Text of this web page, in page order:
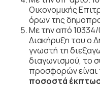
Οικονομικής
όρων της
Με την από
Διακήρυξη του ο
γνωστή τη
διαγωνισμού, το
προσφορών είναι
ποσοστά